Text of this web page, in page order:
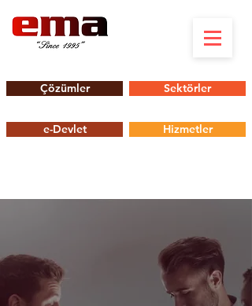
Çözümler Sektörler
e-Devlet Hizmetler